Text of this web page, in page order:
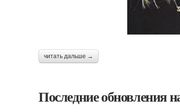
читать дальше →
Последние обновления